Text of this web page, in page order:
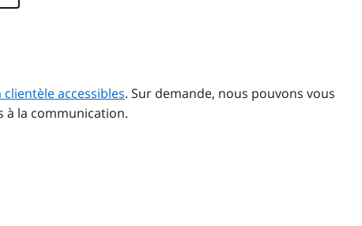
clientèle accessibles. Sur demande, nous pouvons vous
à la communication.